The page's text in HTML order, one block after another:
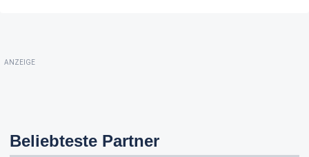
ANZEIGE
Beliebteste Partner